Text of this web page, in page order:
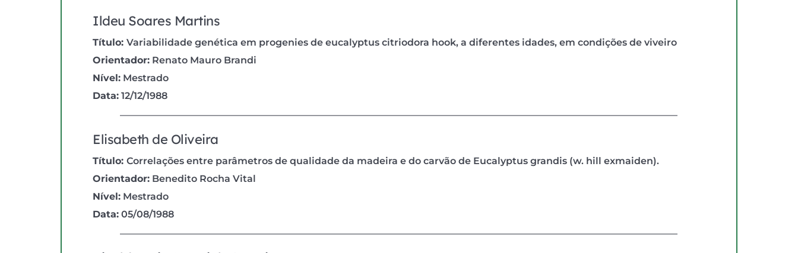
Ildeu Soares Martins
Título: Variabilidade genética em progenies de eucalyptus citriodora hook, a diferentes idades, em condições de viveiro
Orientador: Renato Mauro Brandi
Nível: Mestrado
Data: 12/12/1988
Elisabeth de Oliveira
Título: Correlações entre parâmetros de qualidade da madeira e do carvão de Eucalyptus grandis (w. hill exmaiden).
Orientador: Benedito Rocha Vital
Nível: Mestrado
Data: 05/08/1988